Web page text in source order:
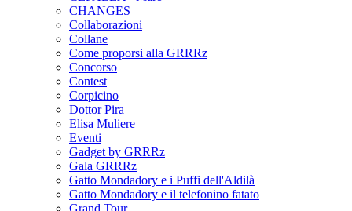
CHANGES
Collaborazioni
Collane
Come proporsi alla GRRRz
Concorso
Contest
Corpicino
Dottor Pira
Elisa Muliere
Eventi
Gadget by GRRRz
Gala GRRRz
Gatto Mondadory e i Puffi dell'Aldilà
Gatto Mondadory e il telefonino fatato
Grand Tour